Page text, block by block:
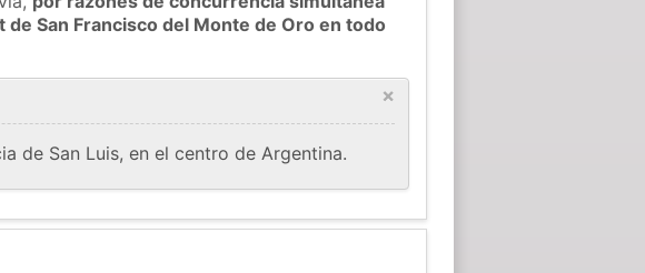
San Francisco del Monte de Oro en todo
×
de San Luis, en el centro de Argentina.